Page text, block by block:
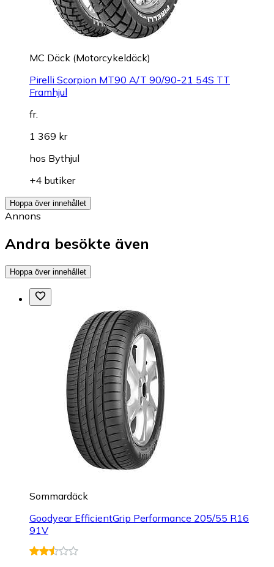
MC Däck (Motorcykeldäck)
Pirelli Scorpion MT90 A/T 90/90-21 54S TT
Framhjul
fr.
1 369 kr
hos Bythjul
+4 butiker
Hoppa över innehållet
Annons
Andra besökte även
Hoppa över innehållet
Sommardäck
Goodyear EfficientGrip Performance 205/55 R16
91V